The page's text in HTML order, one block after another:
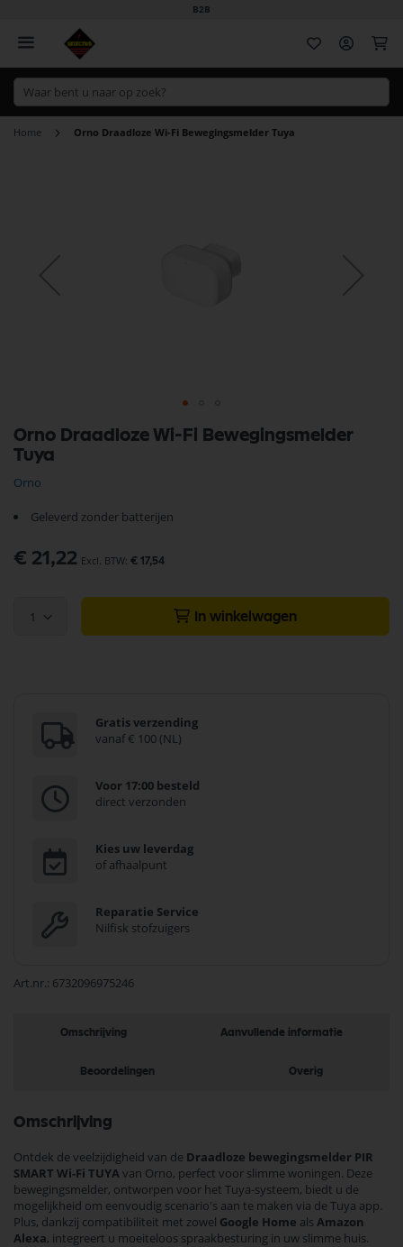
B2B
Home Orno Draadloze Wi-Fi Bewegingsmelder Tuya
Orno Draadloze Wi-Fi Bewegingsmelder
Tuya
Orno
Geleverd zonder batterijen
€ 21,22 € 17,54
1 In winkelwagen
Gratis verzending
vanaf € 100 (NL)
Voor 17:00 besteld
direct verzonden
Kies uw leverdag
of afhaalpunt
Reparatie Service
Nilfisk stofzuigers
Art.nr. 6732096975246
naar
het
van
afbeeldingen-
Omschrijving Aanvullende informatie
Beoordelingen Overig
Omschrijving
Ontdek de veelzijdigheid van de Draadloze bewegingsmelder PIR
SMART Wi-Fi TUYAvan Orno, perfect voor slimme woningen. Deze
bewegingsmelder, ontworpen voor het Tuya-systeem, biedt u de
mogelijkheid om eenvoudig scenario's aan te maken via de Tuya app.
Plus, dankzij compatibiliteit met zowel Google Home als Amazon
Alexa, integreert u moeiteloos spraakbesturing in uw slimme huis.